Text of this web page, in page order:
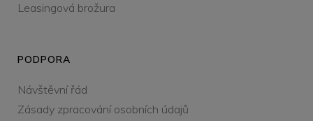
Leasingová brožura
PODPORA
Návštěvní řád
Zásady zpracování osobních údajů